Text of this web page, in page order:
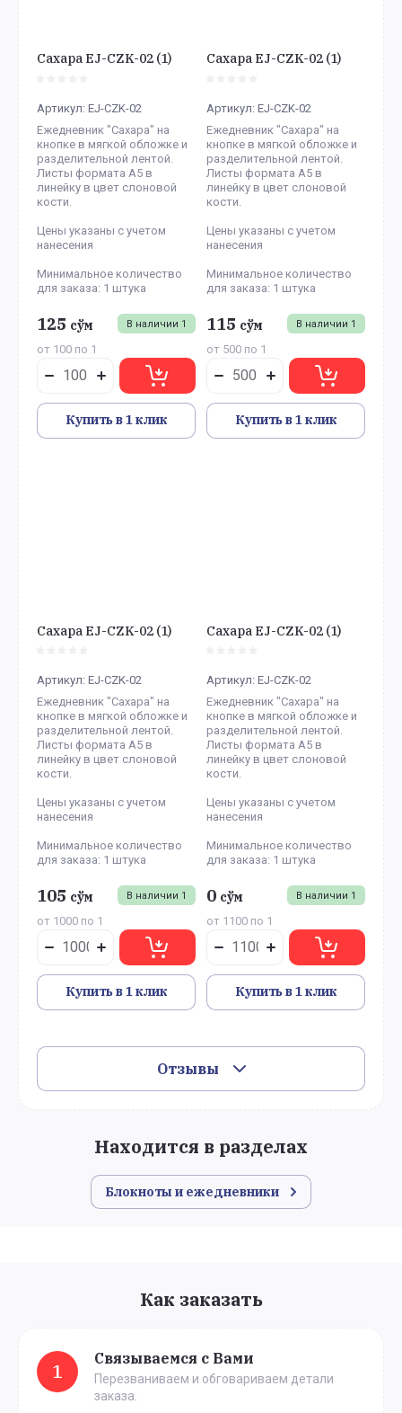
Сахара EJ-CZK-02 (1)
Артикул: EJ-CZK-02
Ежедневник "Сахара" на
кнопке в мягкой обложке и
разделительной лентой.
Листы формата А5 в
линейку в цвет слоновой
кости.
Цены указаны с учетом
нанесения
Минимальное количество
для заказа: 1 штука
В наличии 1
125 сўм
от 100 по 1
Купить в 1 клик
Сахара EJ-CZK-02 (1)
Артикул: EJ-CZK-02
Ежедневник "Сахара" на
кнопке в мягкой обложке и
разделительной лентой.
Листы формата А5 в
линейку в цвет слоновой
кости.
Цены указаны с учетом
нанесения
Минимальное количество
для заказа: 1 штука
В наличии 1
115 сўм
от 500 по 1
Купить в 1 клик
Сахара EJ-CZK-02 (1)
Артикул: EJ-CZK-02
Ежедневник "Сахара" на
кнопке в мягкой обложке и
разделительной лентой.
Листы формата А5 в
линейку в цвет слоновой
кости.
Цены указаны с учетом
нанесения
Минимальное количество
для заказа: 1 штука
В наличии 1
105 сўм
от 1000 по 1
Купить в 1 клик
Сахара EJ-CZK-02 (1)
Артикул: EJ-CZK-02
Ежедневник "Сахара" на
кнопке в мягкой обложке и
разделительной лентой.
Листы формата А5 в
линейку в цвет слоновой
кости.
Цены указаны с учетом
нанесения
Минимальное количество
для заказа: 1 штука
В наличии 1
0 сўм
от 1100 по 1
Купить в 1 клик
Отзывы
Находится в разделах
Блокноты и ежедневники
Как заказать
1
Связываемся с Вами
Перезваниваем и обговариваем детали
заказа.